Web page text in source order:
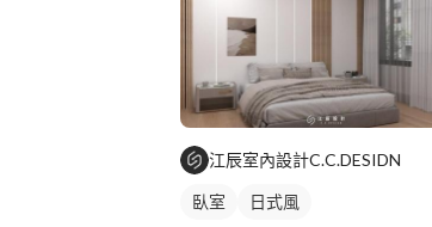
江辰室內設計C.C.DESIDN
臥室 日式風